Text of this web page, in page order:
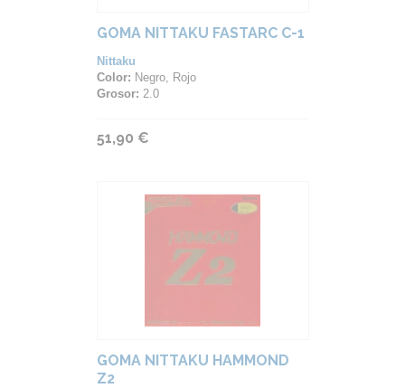
GOMA NITTAKU FASTARC C-1
Nittaku
Color: Negro, Rojo
Grosor: 2.0
51,90 €
GOMA NITTAKU HAMMOND
Z2